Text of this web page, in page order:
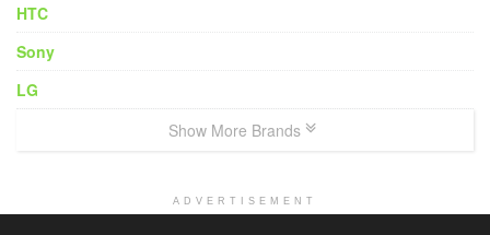
HTC
Sony
LG
Show More Brands
ADVERTISEMENT